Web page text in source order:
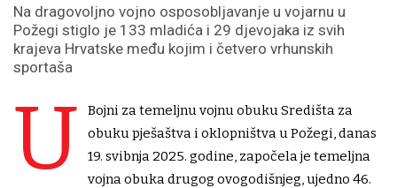
Na dragovoljno vojno osposobljavanje u vojarnu u
Požegi stiglo je 133 mladića i 29 djevojaka iz svih
krajeva Hrvatske među kojim i četvero vrhunskih
sportaša
U
Bojni za temeljnu vojnu obuku Središta za
obuku pješaštva i oklopništva u Požegi, danas
19. svibnja 2025. godine, započela je temeljna
vojna obuka drugog ovogodišnjeg, ujedno 46.